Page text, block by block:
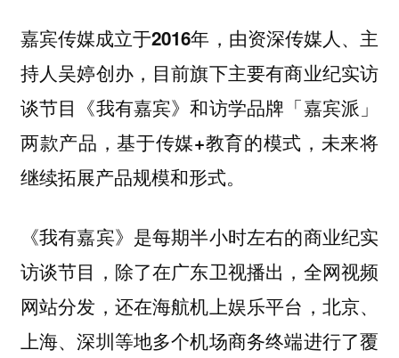
嘉宾传媒成立于2016年，由资深传媒人、主
持人吴婷创办，目前旗下主要有商业纪实访
谈节目《我有嘉宾》和访学品牌「嘉宾派」
两款产品，基于传媒+教育的模式，未来将
继续拓展产品规模和形式。
《我有嘉宾》是每期半小时左右的商业纪实
访谈节目，除了在广东卫视播出，全网视频
网站分发，还在海航机上娱乐平台，北京、
上海、深圳等地多个机场商务终端进行了覆